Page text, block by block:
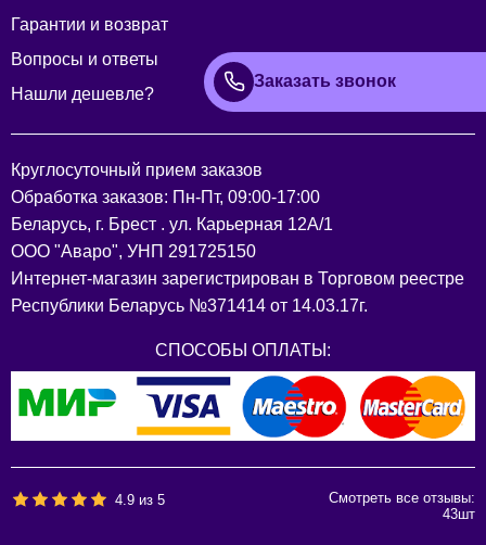
Гарантии и возврат
Вопросы и ответы
Нашли дешевле?
Заказать звонок
Круглосуточный прием заказов
Обработка заказов: Пн-Пт, 09:00-17:00
Беларусь, г. Брест . ул. Карьерная 12А/1
ООО "Аваро", УНП 291725150
Интернет-магазин зарегистрирован в Торговом реестре
Республики Беларусь №371414 от 14.03.17г.
СПОСОБЫ ОПЛАТЫ:
4.9 из5
Смотреть все отзывы:
43шт